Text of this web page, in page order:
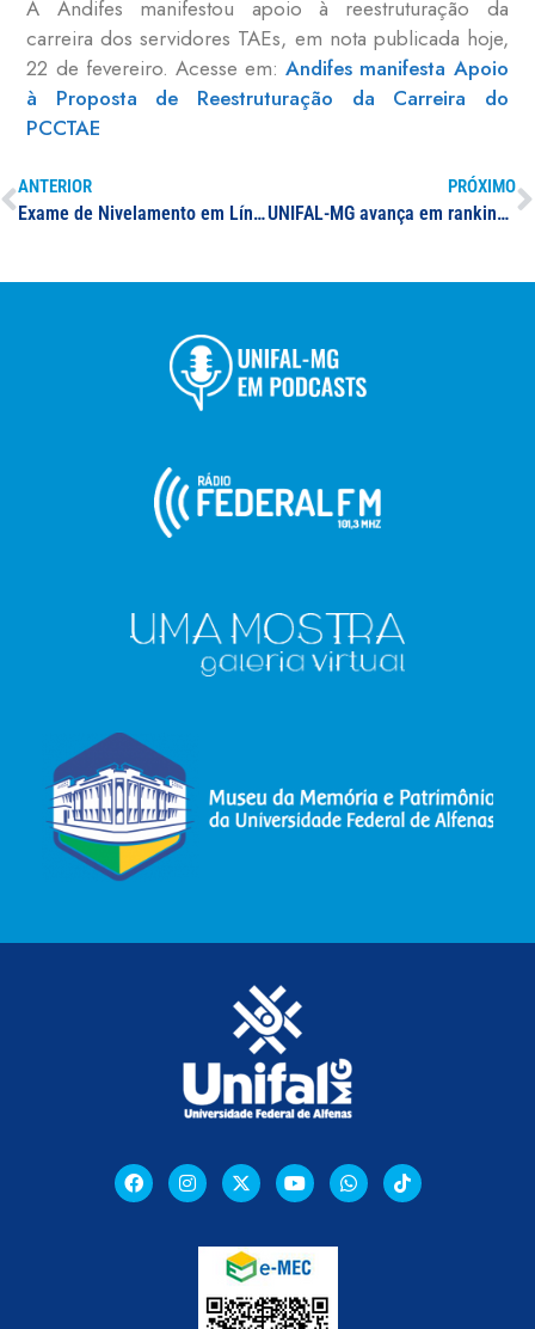
A Andifes manifestou apoio à reestruturação da
carreira dos servidores TAEs, em nota publicada hoje,
22 de fevereiro. Acesse em:Andifes manifesta Apoio
à Proposta de Reestruturação da Carreira do
PCCTAE
ANTERIOR
Exame de Nivelamento em Língua Inglesa 2024/1
PRÓXIMO
UNIFAL-MG avança em ranking que mede impacto acadêmico e científico na web